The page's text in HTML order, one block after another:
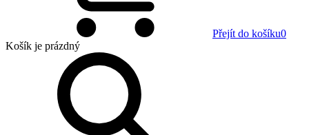
Přejít do košíku0
Košík je prázdný